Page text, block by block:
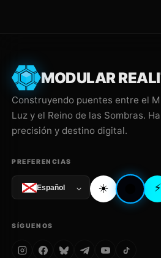
MODULAR
Construyendo puentes entre el
Luz y el Reino de las Sombras.
precisión y destino digital.
PREFERENCIAS
Español ☀️ ⚡
SÍGUENOS